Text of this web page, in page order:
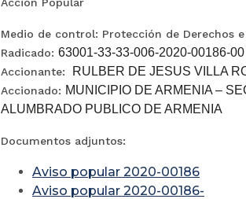
Medio de control: Protección de Derechos
Radicado: 63001-33-33-006-2020-00186-00
Accionante: RULBER DE JESUS VILLA
Accionado: MUNICIPIO DE ARMENIA –
ALUMBRADO PUBLICO DE ARMENIA
Documentos adjuntos:
Aviso popular 2020-00186
Aviso popular 2020-00186-